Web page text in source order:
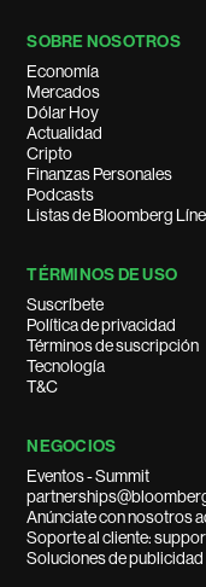
SOBRE NOSOTROS
Economía
Mercados
Dólar Hoy
Actualidad
Cripto
Finanzas Personales
Podcasts
Listas de Bloomberg
TÉRMINOS DE USO
Suscríbete
Política de privacidad
Términos de suscripción
Tecnología
T&C
NEGOCIOS
Eventos - Summit
Anúnciate con nosotros
Soporte al cliente:
Soluciones de publicidad